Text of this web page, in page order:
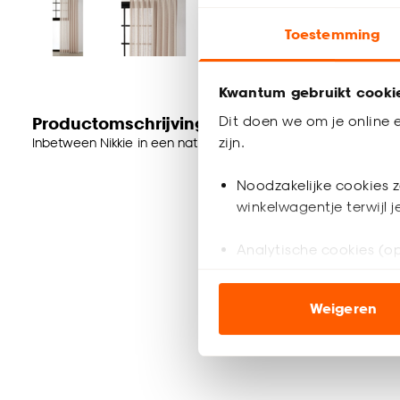
Toestemming
Kwantum gebruikt
Dit doen we om je online
zijn.
Noodzakelijke cookies
winkelwagentje terwijl
Analytische cookies
ook buiten de
Klik op ‘Ja, alles
noodzakelijke cookies
Weigeren
Productomschrijving
Inbetween Nikkie in een naturel kleur. Deze stof is gemaakt